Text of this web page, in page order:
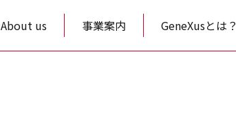
About us 事業案内 GeneXusとは？